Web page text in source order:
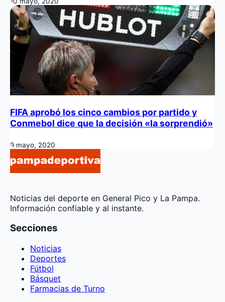
FIFA aprobó los cinco cambios por partido y
Conmebol dice que la decisión «la sorprendió»
9 mayo, 2020
Noticias del deporte en General Pico y La Pampa.
Información confiable y al instante.
Secciones
Noticias
Deportes
Fútbol
Básquet
Farmacias de Turno